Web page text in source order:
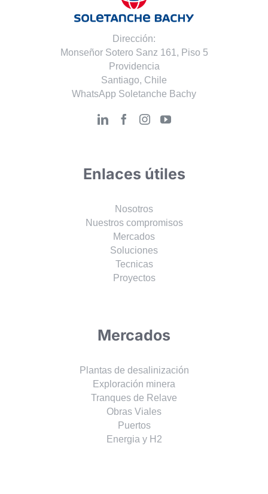
Dirección:
Monseñor Sotero Sanz 161, Piso 5
Providencia
Santiago, Chile
WhatsApp Soletanche Bachy
Enlaces útiles
Nosotros
Nuestros compromisos
Mercados
Soluciones
Tecnicas
Proyectos
Mercados
Plantas de desalinización
Exploración minera
Tranques de Relave
Obras Viales
Puertos
Energia y H2